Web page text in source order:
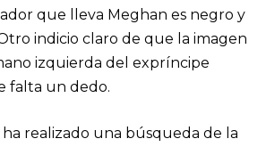
que lleva Meghan es negro y
indicio claro de que la imagen
izquierda del expríncipe
falta un dedo.
realizado una búsqueda de la